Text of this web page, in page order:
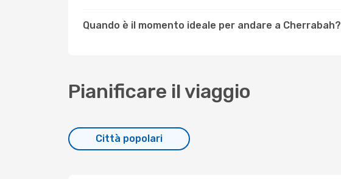
Quando è il momento ideale per andare a Cherrabah?
Pianificare il viaggio
Città popolari